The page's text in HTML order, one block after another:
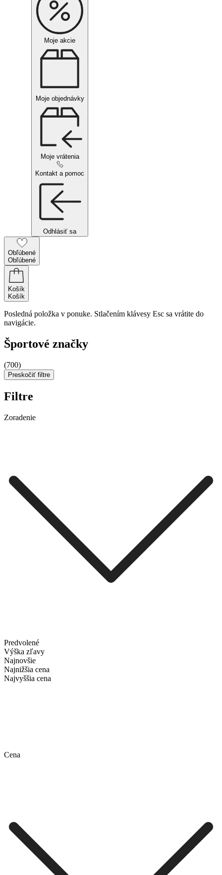
Moje akcie
Moje objednávky
Moje vrátenia
Kontakt a pomoc
Odhlásiť sa
Obľúbené
Obľúbené
Košík
Košík
Posledná položka v ponuke. Stlačením klávesy Esc sa vrátite do
navigácie.
Športové značky
(700)
Preskočiť filtre
Filtre
Zoradenie
Predvolené
Výška zľavy
Najnovšie
Najnižšia cena
Najvyššia cena
Cena